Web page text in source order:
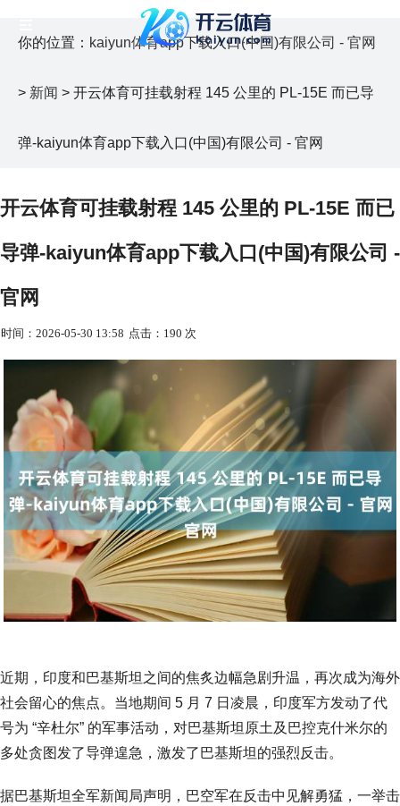
你的位置： kaiyun体育app下载入口(中国)有限公司 - 官网
> 新闻 > 开云体育可挂载射程 145 公里的 PL-15E 而已导
弹-kaiyun体育app下载入口(中国)有限公司 - 官网
开云体育可挂载射程 145 公里的 PL-15E 而已
导弹-kaiyun体育app下载入口(中国)有限公司 -
官网
时间：2026-05-30 13:58 点击：190 次
近期，印度和巴基斯坦之间的焦炙边幅急剧升温，再次成为海外
社会留心的焦点。当地期间 5 月 7 日凌晨，印度军方发动了代
号为 “辛杜尔” 的军事活动，对巴基斯坦原土及巴控克什米尔的
多处贪图发了导弹遑急，激发了巴基斯坦的强烈反击。
据巴基斯坦全军新闻局声明，巴空军在反击中见解勇猛，一举击